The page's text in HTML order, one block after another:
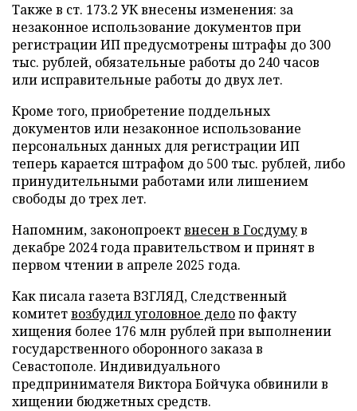
Также в ст. 173.2 УК внесены изменения: за
незаконное использование документов при
регистрации ИП предусмотрены штрафы до 300
тыс. рублей, обязательные работы до 240 часов
или исправительные работы до двух лет.
Кроме того, приобретение поддельных
документов или незаконное использование
персональных данных для регистрации ИП
теперь карается штрафом до 500 тыс. рублей, либо
принудительными работами или лишением
свободы до трех лет.
Напомним, законопроектвнесен в Госдумув
декабре 2024 года правительством и принят в
первом чтении в апреле 2025 года.
Как писала газета ВЗГЛЯД, Следственный
комитетвозбудил уголовное делопо факту
хищения более 176 млн рублей при выполнении
государственного оборонного заказа в
Севастополе. Индивидуального
предпринимателя Виктора Бойчука обвинили в
хищении бюджетных средств.